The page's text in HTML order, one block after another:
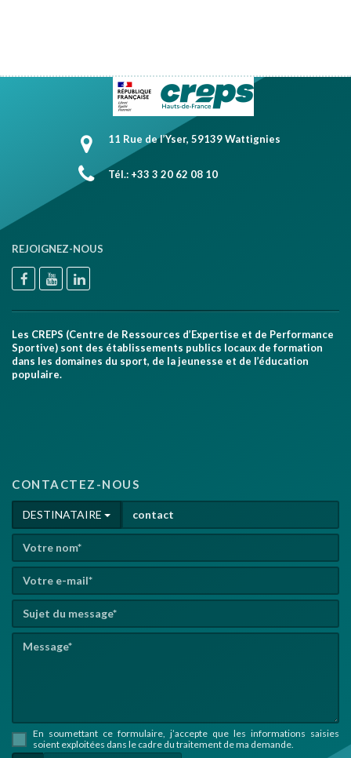
11 Rue de l’Yser, 59139 Wattignies
Tél.: +33 3 20 62 08 10
REJOIGNEZ-NOUS
Les CREPS (Centre de Ressources d’Expertise et de Performance
Sportive) sont des établissements publics locaux de formation
dans les domaines du sport, de la jeunesse et de l’éducation
populaire.
CONTACTEZ-NOUS
DESTINATAIRE
En soumettant ce formulaire, j’accepte que les informations saisies
soient exploitées dans le cadre du traitement de ma demande.